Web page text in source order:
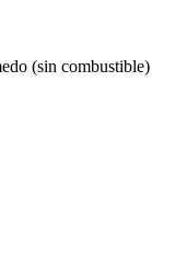
(sin combustible)